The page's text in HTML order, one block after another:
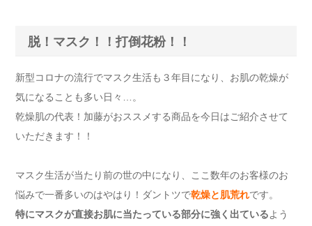
脱！マスク！！打倒花粉！！
新型コロナの流行でマスク生活も３年目になり、お肌の乾燥が
気になることも多い日々…。
乾燥肌の代表！加藤がおススメする商品を今日はご紹介させて
いただきます！！
マスク生活が当たり前の世の中になり、ここ数年のお客様のお
悩みで一番多いのはやはり！ダントツで乾燥と肌荒れです。
特にマスクが直接お肌に当たっている部分に強く出ているよう